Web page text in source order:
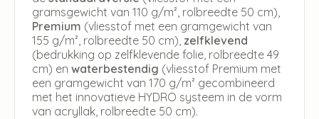
gramsgewicht van 110 g/m², rolbreedte 50 cm),
Premium (vliesstof met een gramgewicht van
155 g/m², rolbreedte 50 cm), zelfklevend
(bedrukking op zelfklevende folie, rolbreedte 49
cm) en waterbestendig (vliesstof Premium met
een gramgewicht van 170 g/m² gecombineerd
met het innovatieve HYDRO systeem in de vorm
van acryllak, rolbreedte 50 cm).